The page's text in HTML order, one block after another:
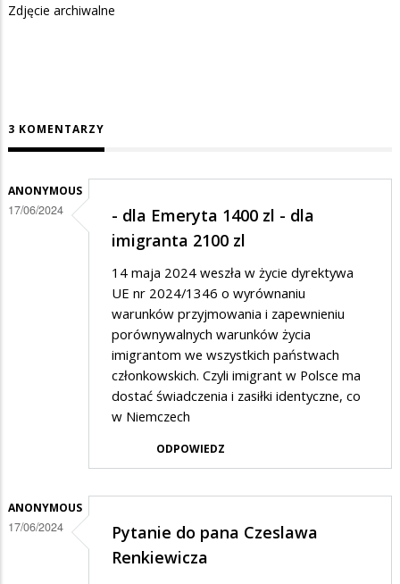
Zdjęcie archiwalne
3 KOMENTARZY
ANONYMOUS
17/06/2024
- dla Emeryta 1400 zl - dla
imigranta 2100 zl
14 maja 2024 weszła w życie dyrektywa
UE nr 2024/1346 o wyrównaniu
warunków przyjmowania i zapewnieniu
porównywalnych warunków życia
imigrantom we wszystkich państwach
członkowskich. Czyli imigrant w Polsce ma
dostać świadczenia i zasiłki identyczne, co
w Niemczech
ODPOWIEDZ
ANONYMOUS
17/06/2024
Pytanie do pana Czeslawa
Renkiewicza